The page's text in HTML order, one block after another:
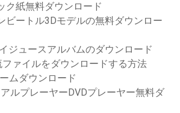
ク紙無料ダウンロード
ビートル3Dモデルの無料ダウンロー
ジュースアルバムのダウンロード
ファイルをダウンロードする方法
ムダウンロード
ルプレーヤーDVDプレーヤー無料ダ